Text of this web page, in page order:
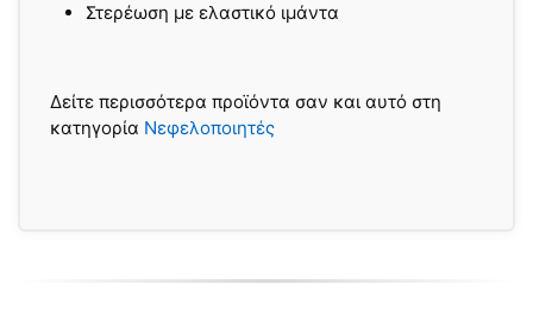
Στερέωση με ελαστικό ιμάντα
Δείτε περισσότερα προϊόντα σαν και αυτό στη
κατηγορία Νεφελοποιητές